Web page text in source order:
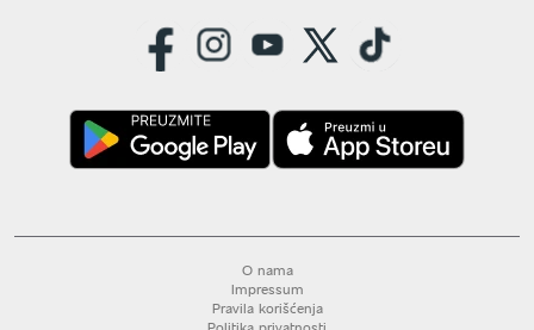
O nama
Impressum
Pravila korišćenja